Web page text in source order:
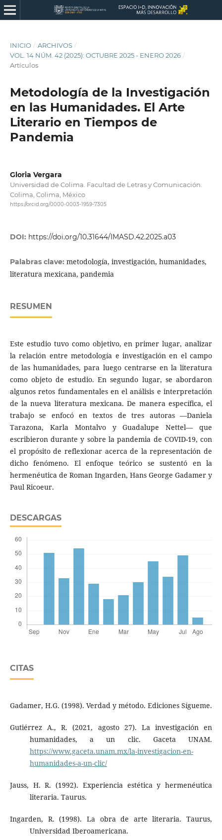
INICIO / ARCHIVOS /
VOL. 14 NÚM. 42 (2025): OCTUBRE 2025 - ENERO 2026 /
Artículos
Metodología de la Investigación
en las Humanidades. El Arte
Literario en Tiempos de
Pandemia
Gloria Vergara
Universidad de Colima. Facultad de Letras y Comunicación.
Colima, Colima, México
https://orcid.org/0000-0003-1959-7305
DOI: https://doi.org/10.31644/IMASD.42.2025.a03
Palabras clave: metodología, investigación, humanidades,
literatura mexicana, pandemia
RESUMEN
Este estudio tuvo como objetivo, en primer lugar, analizar
la relación entre metodología e investigación en el campo
de las humanidades, para luego centrarse en la literatura
como objeto de estudio. En segundo lugar, se abordaron
algunos retos fundamentales en el análisis e interpretación
de la nueva literatura mexicana. De manera específica, el
trabajo se enfocó en textos de tres autoras —Daniela
Tarazona, Karla Montalvo y Guadalupe Nettel— que
escribieron durante y sobre la pandemia de COVID-19, con
el propósito de reflexionar acerca de la representación de
dicho fenómeno. El enfoque teórico se sustentó en la
hermenéutica de Roman Ingarden, Hans George Gadamer y
Paul Ricoeur.
DESCARGAS
CITAS
Gadamer, H.G. (1998). Verdad y método. Ediciones Sígueme.
Gutiérrez A., R. (2021, agosto 27). La investigación en
humanidades, a un clic. Gaceta UNAM.
https://www.gaceta.unam.mx/la-investigacion-en-
humanidades-a-un-clic/
Jauss, H. R. (1992). Experiencia estética y hermenéutica
literaria. Taurus.
Ingarden, R. (1998). La obra de arte literaria. Taurus,
Universidad Iberoamericana.